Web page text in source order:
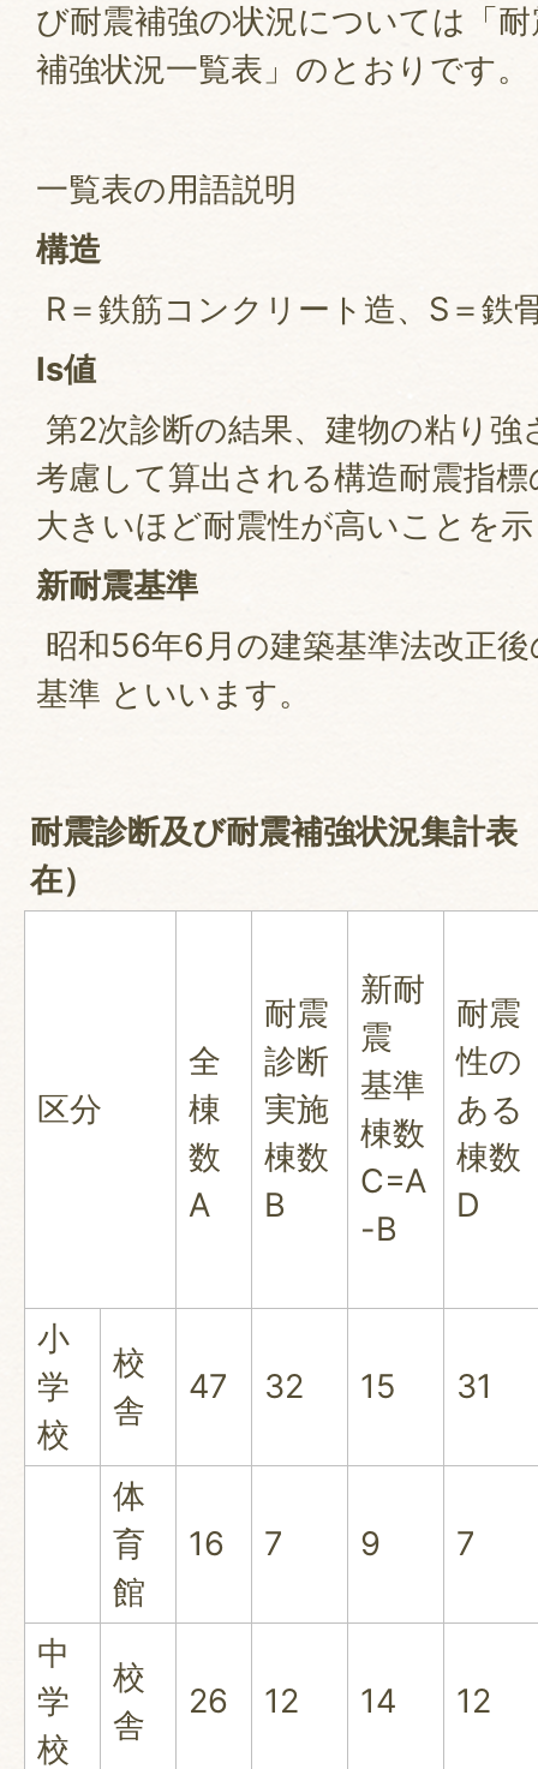
び耐震補強の状況については「
補強状況一覧表」のとおりです。
一覧表の用語説明
構造
R＝鉄筋コンクリート造、S＝鉄
Is値
第2次診断の結果、建物の粘り
考慮して算出される構造耐震指
大きいほど耐震性が高いことを
新耐震基準
昭和56年6月の建築基準法改正
基準 といいます。
耐震診断及び耐震補強状況集計表
在）
区分
全
棟
数
A
耐震
診断
実施
棟数
B
新耐
震
基準
棟数
C=A
-B
耐震
性の
ある
棟数
D
小
学
校
校
舎
47 32 15 31
体
育
館
16 7 9 7
中
学
校
校
舎
26 12 14 12